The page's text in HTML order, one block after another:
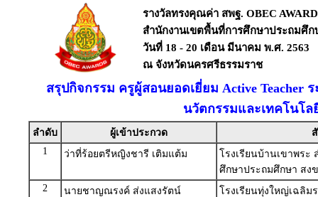
รางวัลทรงคุณค่า สพฐ. OBEC
สำนักงานเขตพื้นที่การศึกษาประถมศึก
วันที่ 18 - 20 เดือน มีนาคม พ.ศ. 2563
ณ จังหวัดนครศรีธรรมราช
สรุปกิจกรรม ครูผู้สอนยอดเยี่ยม Active
นวัตกรรมและเทคโนโล
ลำดับ ผู้เข้าประกวด
1
ว่าที่ร้อยตรีหญิงชารี เติมแต้ม
โรงเรียนบ้านเขาพระ
ศึกษาประถมศึกษา สง
2
นายชาญณรงค์ ส่งแสงรัตน์
โรงเรียนทุ่งใหญ่เฉลิ